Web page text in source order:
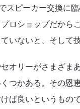
スピーカー交換に
ロショップだから
いないと、そして
オリーがさまざま
つかある。その恩
ば良いというもの